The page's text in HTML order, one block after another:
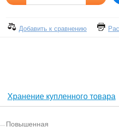
Добавить к сравнению
Хранение купленного товара
Повышенная